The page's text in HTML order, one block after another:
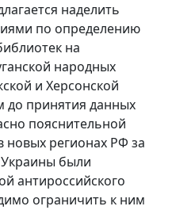
наделить
по определению
на
народных
и Херсонской
до принятия данных
пояснительной
новых регионах РФ за
Украины были
антироссийского
ограничить к ним